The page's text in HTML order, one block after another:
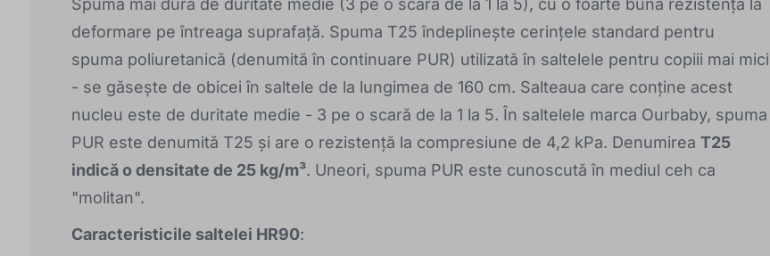
Spumă mai dură de duritate medie (3 pe o scară de la 1 la 5), cu o foarte bună rezistență la
deformare pe întreaga suprafață. Spuma T25 îndeplinește cerințele standard pentru
spuma poliuretanică (denumită în continuare PUR) utilizată în saltelele pentru copiii mai mici
- se găsește de obicei în saltele de la lungimea de 160 cm. Salteaua care conține acest
nucleu este de duritate medie - 3 pe o scară de la 1 la 5. În saltelele marca Ourbaby, spuma
PUR este denumită T25 și are o rezistență la compresiune de 4,2 kPa. Denumirea T25
indică o densitate de 25 kg/m³. Uneori, spuma PUR este cunoscută în mediul ceh ca
"molitan".
Caracteristicile saltelei HR90: